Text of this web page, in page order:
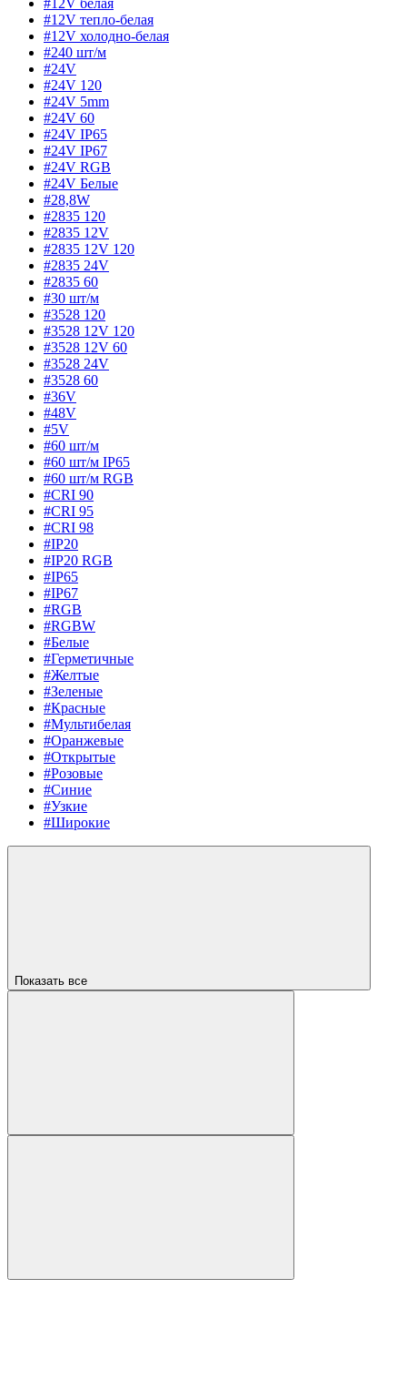
#12V тепло-белая
#12V холодно-белая
#240 шт/м
#24V
#24V 120
#24V 5mm
#24V 60
#24V IP65
#24V IP67
#24V RGB
#24V Белые
#28,8W
#2835 120
#2835 12V
#2835 12V 120
#2835 24V
#2835 60
#30 шт/м
#3528 120
#3528 12V 120
#3528 12V 60
#3528 24V
#3528 60
#36V
#48V
#5V
#60 шт/м
#60 шт/м IP65
#60 шт/м RGB
#CRI 90
#CRI 95
#CRI 98
#IP20
#IP20 RGB
#IP65
#IP67
#RGB
#RGBW
#Белые
#Герметичные
#Желтые
#Зеленые
#Красные
#Мультибелая
#Оранжевые
#Открытые
#Розовые
#Синие
#Узкие
#Широкие
Показать все